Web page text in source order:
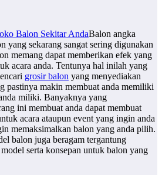
Balon angka
yang sekarang sangat sering digunakan
memang dapat memberikan efek yang
acara anda. Tentunya hal inilah yang
grosir balon yang menyediakan
pastinya makin membuat anda memiliki
miliki. Banyaknya yang
ini membuat anda dapat membuat
acara ataupun event yang ingin anda
memaksimalkan balon yang anda pilih.
balon juga beragam tergantung
serta konsepan untuk balon yang